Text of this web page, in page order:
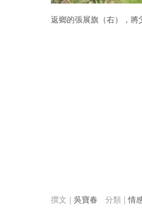
返鄉的張展旗（右），將
吳寶春 情